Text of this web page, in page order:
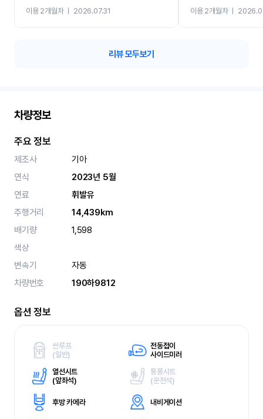
이용 2개월차ㅣ 2026.07.31
카 렌트 고민없이 강추합
이용 2개월차ㅣ
리뷰 모두보기
차량정보
주요 정보
제조사
기아
연식
2023년 5월
연료
휘발유
주행거리
14,439km
배기량
1,598
색상
변속기
자동
차량번호
190하9812
옵션 정보
썬루프
(일반)
전동접이
사이드미러
열선시트
(앞좌석)
통풍시트
(운전석)
후방 카메라 내비게이션